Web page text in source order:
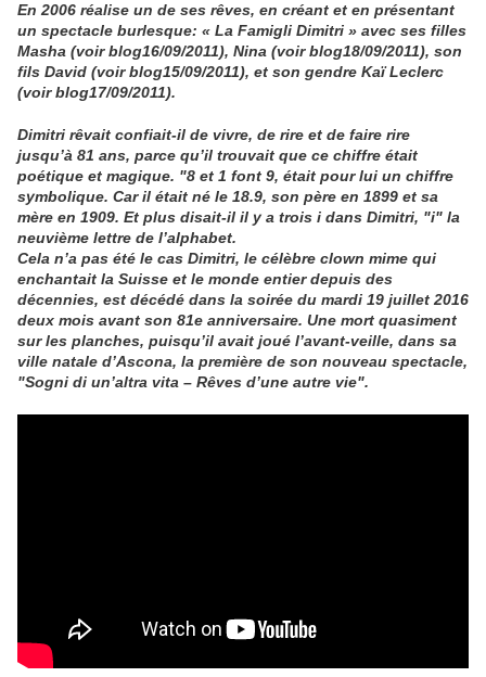
En 2006 réalise un de ses rêves, en créant et en présentant
un spectacle burlesque: « La Famigli Dimitri » avec ses filles
Masha (voir blog16/09/2011), Nina (voir blog18/09/2011), son
fils David (voir blog15/09/2011), et son gendre Kaï Leclerc
(voir blog17/09/2011).
Dimitri rêvait confiait-il de vivre, de rire et de faire rire
jusqu’à 81 ans, parce qu’il trouvait que ce chiffre était
poétique et magique. "8 et 1 font 9, était pour lui un chiffre
symbolique. Car il était né le 18.9, son père en 1899 et sa
mère en 1909. Et plus disait-il il y a trois i dans Dimitri, "i" la
neuvième lettre de l’alphabet.
Cela n’a pas été le cas Dimitri, le célèbre clown mime qui
enchantait la Suisse et le monde entier depuis des
décennies, est décédé dans la soirée du mardi 19 juillet 2016
deux mois avant son 81e anniversaire. Une mort quasiment
sur les planches, puisqu’il avait joué l’avant-veille, dans sa
ville natale d’Ascona, la première de son nouveau spectacle,
"Sogni di un’altra vita – Rêves d’une autre vie".